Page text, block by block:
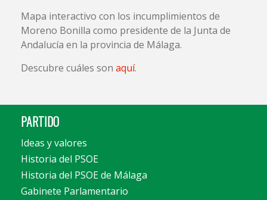
Mapa interactivo con los incumplimientos de
Moreno Bonilla como presidente de la Junta de
Andalucía en la provincia de Málaga.
Descubre cuáles son aquí.
PARTIDO
Ideas y valores
Historia del PSOE
Historia del PSOE de Málaga
Gabinete Parlamentario